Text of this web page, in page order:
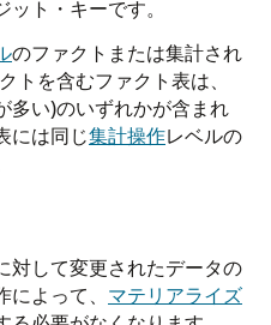
ト・キーです。
のファクトまたは集計され
トを含むファクト表は、
多い)のいずれかが含まれ
には同じ集計操作レベルの
対して変更されたデータの
よって、 マテリアライズ